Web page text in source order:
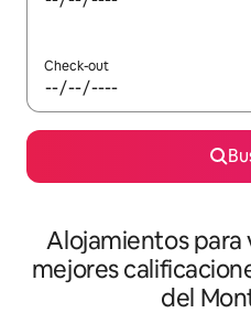
Check-out
Alojamientos para
mejores
del